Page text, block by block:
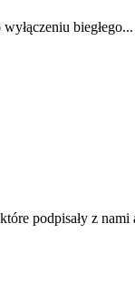
biegłego...
podpisały z nami